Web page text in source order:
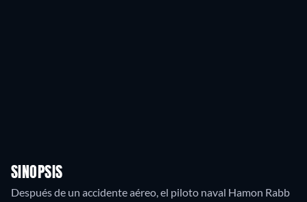
SINOPSIS
Después de un accidente aéreo, el piloto naval Hamon Rabb